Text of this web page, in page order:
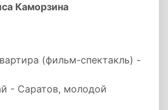
Каморзина
(фильм-спектакль) -
- Саратов, молодой